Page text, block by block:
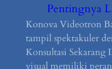
Pentingnya
Konova Videotron
tampil spektakuler
Konsultasi Sekarang
visual memiliki